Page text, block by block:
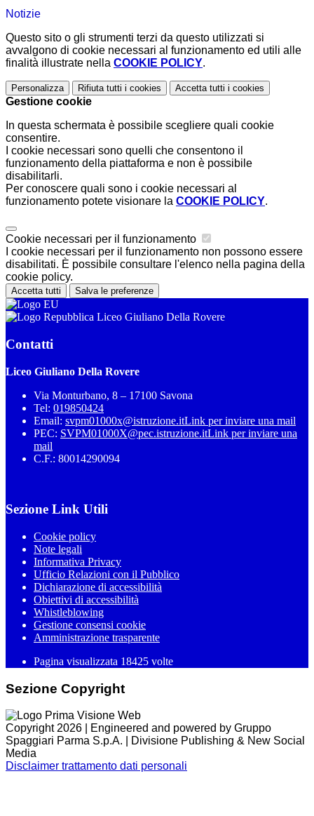
Notizie
Questo sito o gli strumenti terzi da questo utilizzati si
avvalgono di cookie necessari al funzionamento ed utili alle
finalità illustrate nella COOKIE POLICY.
Personalizza Rifiuta tutti i cookies Accetta tutti i cookies
Gestione cookie
In questa schermata è possibile scegliere quali cookie
consentire.
I cookie necessari sono quelli che consentono il
funzionamento della piattaforma e non è possibile
disabilitarli.
Per conoscere quali sono i cookie necessari al
funzionamento potete visionare la COOKIE POLICY.
Cookie necessari per il funzionamento
I cookie necessari per il funzionamento non possono essere
disabilitati. È possibile consultare l'elenco nella pagina della
cookie policy.
Accetta tutti Salva le preferenze
Liceo Giuliano Della Rovere
Contatti
Liceo Giuliano Della Rovere
Via Monturbano, 8 – 17100 Savona
Tel: 019850424
Email: svpm01000x@istruzione.itLink per inviare una mail
PEC: SVPM01000X@pec.istruzione.itLink per inviare una
mail
C.F.: 80014290094
Sezione Link Utili
Cookie policy
Note legali
Informativa Privacy
Ufficio Relazioni con il Pubblico
Dichiarazione di accessibilità
Obiettivi di accessibilità
Whistleblowing
Gestione consensi cookie
Amministrazione trasparente
Pagina visualizzata 18425 volte
Sezione Copyright
Copyright 2026 | Engineered and powered by Gruppo
Spaggiari Parma S.p.A. | Divisione Publishing & New Social
Media
Disclaimer trattamento dati personali